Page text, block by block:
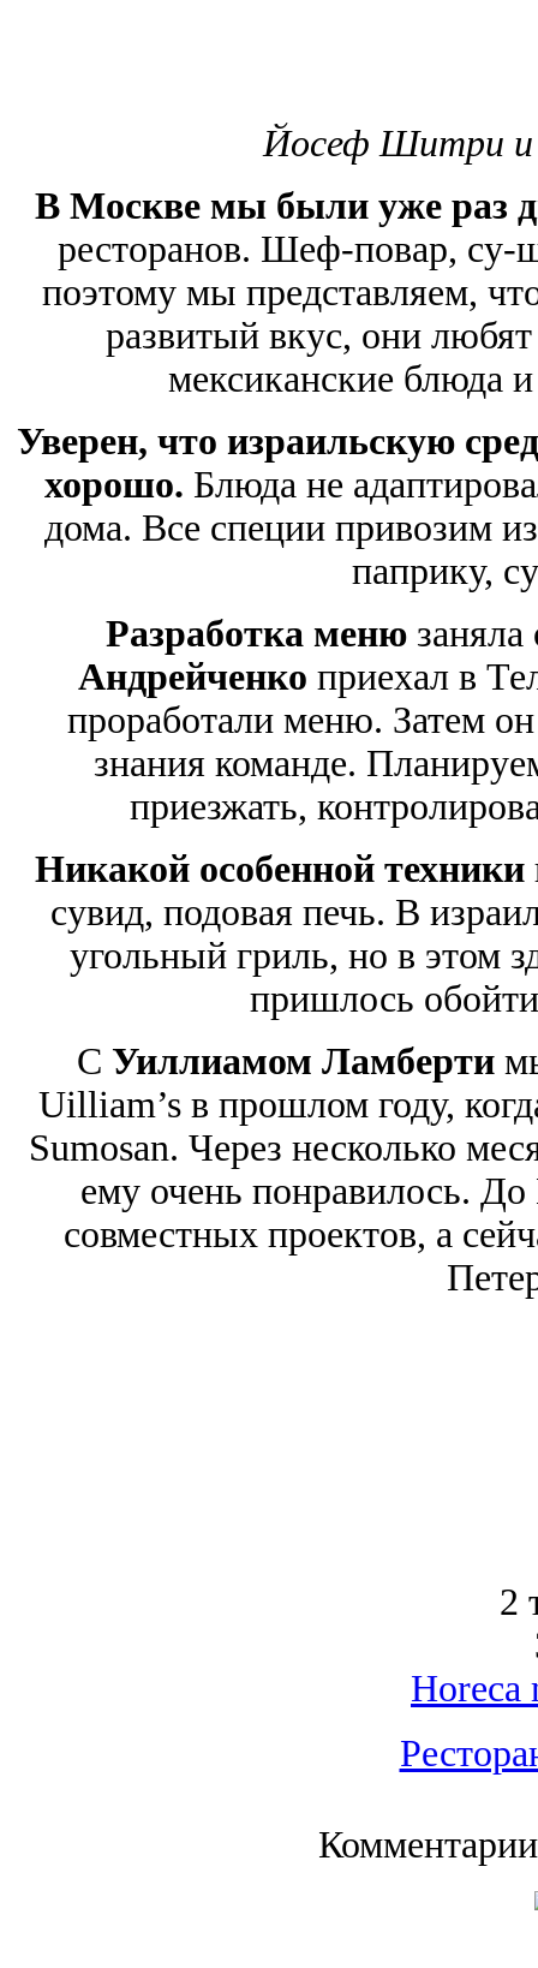
Йосеф Шитри и
В Москве мы были уже раз
ресторанов. Шеф-повар,
поэтому мы представляем,
развитый вкус, они
мексиканские блюда
Уверен, что израильскую
хорошо. Блюда не
дома. Все специи привозим
паприку,
Разработка меню
Андрейченко приехал в
проработали меню. Затем
знания команде.
приезжать,
Никакой особенной техники
сувид, подовая печь. В
угольный гриль, но в этом
пришлось
С Уиллиамом Ламберти
Uilliam’s в прошлом году,
Sumosan. Через несколько
ему очень понравилось.
совместных проектов, а
2
Horeca